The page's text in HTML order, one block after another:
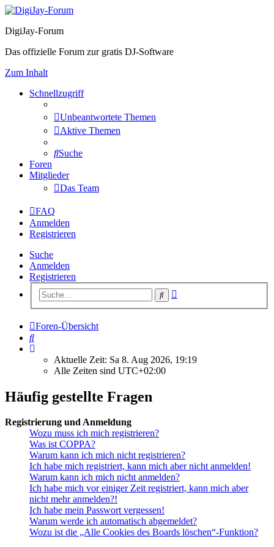
DigiJay-Forum
Das offizielle Forum zur gratis DJ-Software
Zum Inhalt
Schnellzugriff
Unbeantwortete Themen
Aktive Themen
Suche
Foren
Mitglieder
Das Team
FAQ
Anmelden
Registrieren
Suche
Anmelden
Registrieren
Suche
Foren-Übersicht
Suche
Aktuelle Zeit: Sa 8. Aug 2026, 19:19
Alle Zeiten sind UTC+02:00
Häufig gestellte Fragen
Registrierung und Anmeldung
Wozu muss ich mich registrieren?
Was ist COPPA?
Warum kann ich mich nicht registrieren?
Ich habe mich registriert, kann mich aber nicht anmelden!
Warum kann ich mich nicht anmelden?
Ich habe mich vor einiger Zeit registriert, kann mich aber
nicht mehr anmelden?!
Ich habe mein Passwort vergessen!
Warum werde ich automatisch abgemeldet?
Wozu ist die „Alle Cookies des Boards löschen“-Funktion?